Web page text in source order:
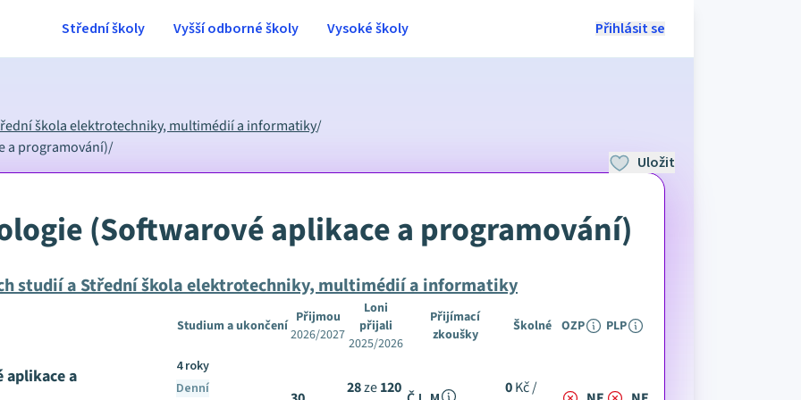
Přihlásit se
Střední školy Vyšší odborné školy Vysoké školy
škola elektrotechniky, multimédií a informatiky/
a programování)/
(Softwarové aplikace a programování)
studií a Střední škola elektrotechniky, multimédií a informatiky
Studium a ukončení Přijmou
2026/2027
Loni
přijali
2025/2026
Přijímací
zkoušky
Školné OZP PLP
a
4 roky
Denní
28ze120
0Kč /
Uložit